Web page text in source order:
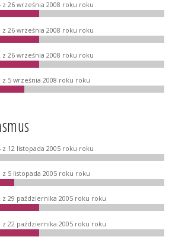
26 września 2008 roku roku
26 września 2008 roku roku
26 września 2008 roku roku
z 5 września 2008 roku roku
12 listopada 2005 roku roku
5 listopada 2005 roku roku
z 29 października 2005 roku roku
z 22 października 2005 roku roku